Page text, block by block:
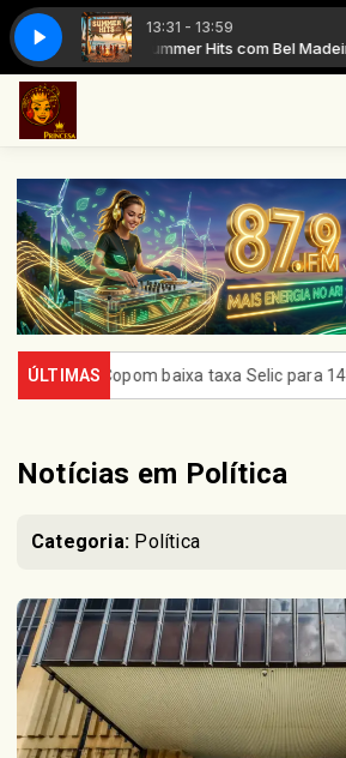
13:31 - 13:59
Summer Hits com Bel
ÚLTIMAS
baixa taxa Selic para 14% ao ano
Notícias em Política
Categoria: Política